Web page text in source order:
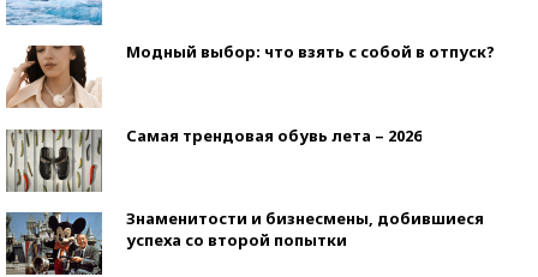
Модный выбор: что взять с собой в отпуск?
Самая трендовая обувь лета – 2026
Знаменитости и бизнесмены, добившиеся
успеха со второй попытки